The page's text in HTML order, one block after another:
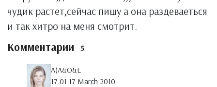
чудик растет,сейчас пишу а она раздеваеться
и так хитро на меня смотрит.
Комментарии 5
A)A&O&E
17:01 17 March 2010